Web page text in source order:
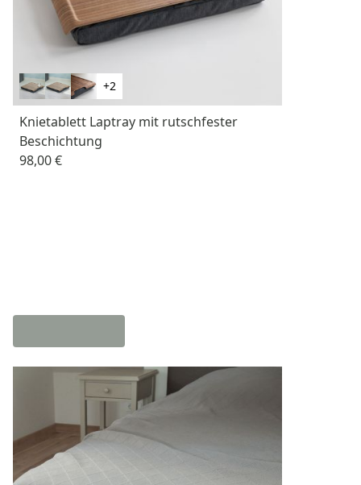
+2
Knietablett Laptray mit rutschfester
Beschichtung
98,00 €